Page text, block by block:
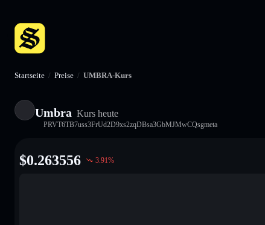
Startseite / Preise / UMBRA-Kurs
Umbra Kurs heute
PRVT6TB7uss3FrUd2D9xs2zqDBsa3GbMJMwCQsgmeta
$0.263556 3.91%